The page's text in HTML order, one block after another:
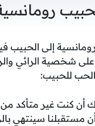
إلى الحبيب
شخصية الرائي
أن كنت غير متأكد
مستقبلنا سينتهي